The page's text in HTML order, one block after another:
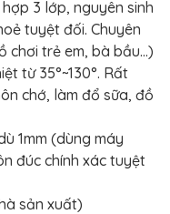
3 lớp, nguyên sinh
tuyệt đối. Chuyên
chơi trẻ em, bà bầu...)
từ 35°~130°. Rất
chớ, làm đổ sữa, đồ
1mm (dùng máy
đúc chính xác tuyệt
sản xuất)